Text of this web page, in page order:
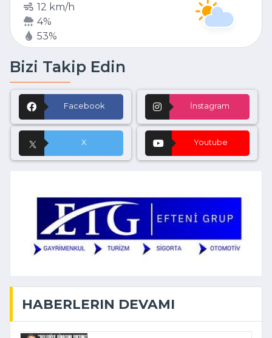
12 km/h
4%
53%
Bizi Takip Edin
Facebook İnstagram
X Youtube
HABERLERIN DEVAMI